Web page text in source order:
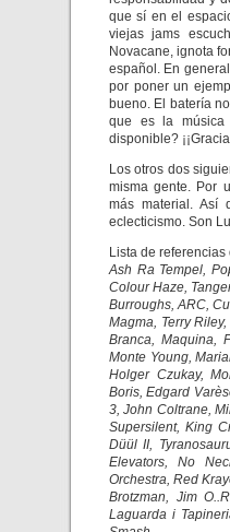
que sí en el
viejas jams
Novacane, ignota
español. En
por poner un
bueno. El batería
que es la música
disponible?
Los otros dos
misma gente. Por
más material.
eclecticismo. Son
Lista de
Ash Ra Tempel,
Colour Haze,
Burroughs, ARC,
Magma, Terry
Branca, Maquina,
Monte Young,
Holger Czukay,
Boris, Edgard
3, John Coltrane,
Supersilent, King
Düül II,
Elevators, No
Orchestra, Red
Brotzman, Jim
Laguarda i